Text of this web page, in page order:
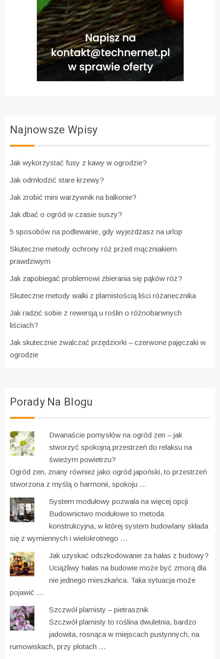
Najnowsze Wpisy
Jak wykorzystać fusy z kawy w ogrodzie?
Jak odmłodzić stare krzewy?
Jak zrobić mini warzywnik na balkonie?
Jak dbać o ogród w czasie suszy?
5 sposobów na podlewanie, gdy wyjeżdżasz na urlop
Skuteczne metody ochrony róż przed mączniakiem
prawdziwym
Jak zapobiegać problemowi zbierania się pąków róż?
Skuteczne metody walki z plamistością liści różanecznika
Jak radzić sobie z rewersją u roślin o różnobarwnych
liściach?
Jak skutecznie zwalczać przędziorki – czerwone pajęczaki w
ogrodzie
Porady Na Blogu
Dwanaście pomysłów na ogród zen – jak
stworzyć spokojną przestrzeń do relaksu na
świeżym powietrzu?
Ogród zen, znany również jako ogród japoński, to przestrzeń
stworzona z myślą o harmonii, spokoju …
System modułowy pozwala na więcej opcji
Budownictwo modułowe to metoda
konstrukcyjna, w której system budowlany składa
się z wymiennych i wielokrotnego …
Jak uzyskać odszkodowanie za hałas z budowy?
Uciążliwy hałas na budowie może być zmorą dla
nie jednego mieszkańca. Taka sytuacja może
pojawić …
Szczwół plamisty – pietrasznik
Szczwół plamisty to roślina dwuletnia, bardzo
jadowita, rosnąca w miejscach pustynnych, na
rumowiskach, przy płotach …